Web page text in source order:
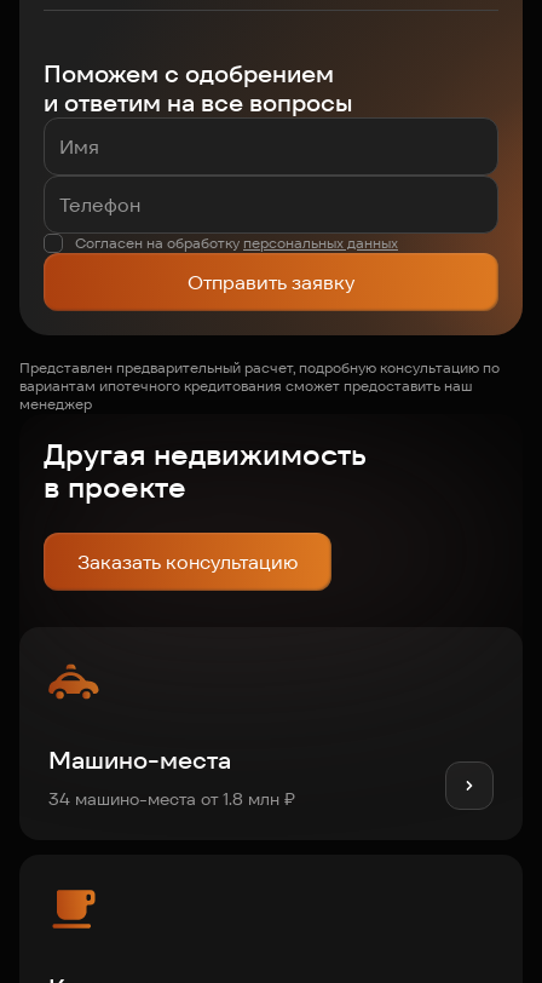
Поможем с одобрением
и ответим на все вопросы
Согласен на обработку персональных данных
Отправить заявку
Представлен предварительный расчет, подробную консультацию по
вариантам ипотечного кредитования сможет предоставить наш
менеджер
Другая недвижимость
в проекте
Заказать консультацию
Машино-места
34 машино-места от 1.8 млн ₽